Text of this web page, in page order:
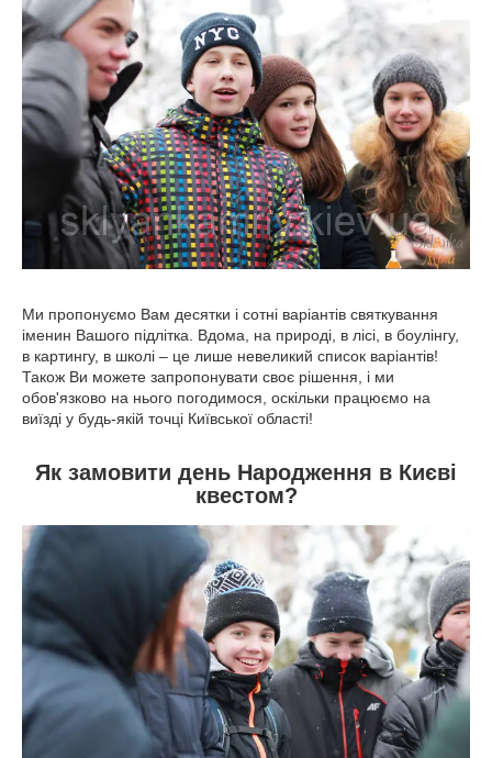
Ми пропонуємо Вам десятки і сотні варіантів святкування
іменин Вашого підлітка. Вдома, на природі, в лісі, в боулінгу,
в картингу, в школі – це лише невеликий список варіантів!
Також Ви можете запропонувати своє рішення, і ми
обов'язково на нього погодимося, оскільки працюємо на
виїзді у будь-якій точці Київської області!
Як замовити день Народження в Києві
квестом?